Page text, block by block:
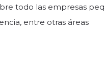
todo las empresas
entre otras áreas